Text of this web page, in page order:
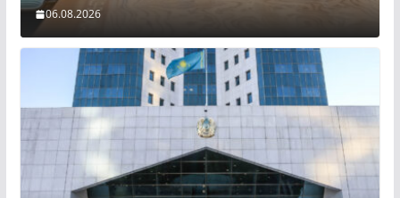
06.08.2026